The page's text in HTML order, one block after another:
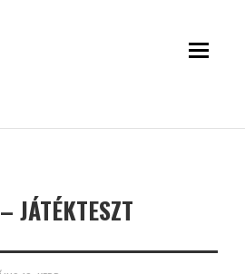
JÁTÉKTESZT